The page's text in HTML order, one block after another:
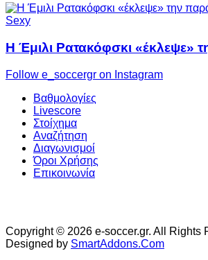
Sexy
Η Έμιλι Ρατακόφσκι «έκλεψε»
Follow e_soccergr on Instagram
Βαθμολογίες
Livescore
Στοίχημα
Αναζήτηση
Διαγωνισμοί
Όροι Χρήσης
Επικοινωνία
Copyright © 2026 e-soccer.gr. All Rights
Designed by SmartAddons.Com